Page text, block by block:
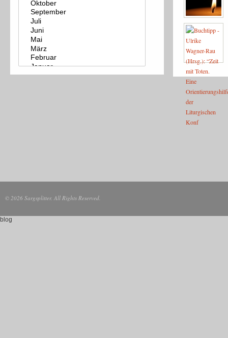
© 2026 Sargsplitter. All Rights Reserved.
blog